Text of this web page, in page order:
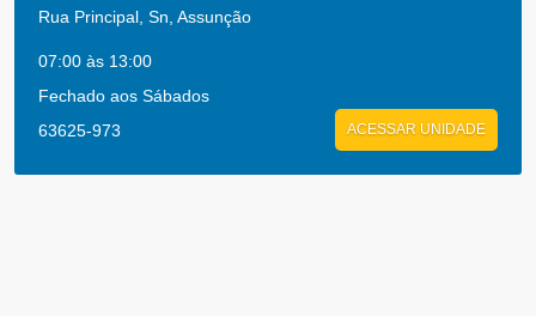
Rua Principal, Sn, Assunção
07:00 às 13:00
Fechado aos Sábados
63625-973
ACESSAR UNIDADE